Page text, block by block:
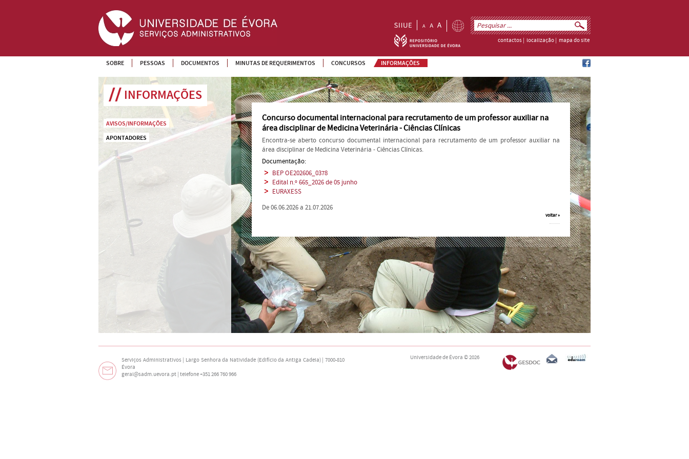
contactos localização mapa do site
SOBRE PESSOAS DOCUMENTOS MINUTAS DE REQUERIMENTOS CONCURSOS INFORMAÇÕES
INFORMAÇÕES
AVISOS/INFORMAÇÕES
APONTADORES
Concurso documental internacional para recrutamento de um professor auxiliar na
área disciplinar de Medicina Veterinária - Ciências Clínicas
Encontra-se aberto concurso documental internacional para recrutamento de um professor auxiliar na
área disciplinar de Medicina Veterinária - Ciências Clínicas.
Documentação:
BEP OE202606_0378
Edital n.º 665_2026 de 05 junho
EURAXESS
De 06.06.2026 a 21.07.2026
voltar »
Serviços Administrativos | Largo Senhora da Natividade (Edifício da Antiga Cadeia) | 7000-810
Évora
geral@sadm.uevora.pt | telefone +351 266 760 966
Universidade de Évora © 2026